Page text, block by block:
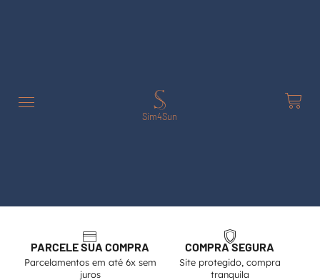
Sim4Sun
PARCELE SUA COMPRA
Parcelamentos em até 6x sem
juros
COMPRA SEGURA
Site protegido, compra
tranquila